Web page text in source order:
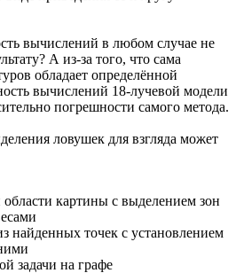
вычислений в любом случае не
А из-за того, что сама
обладает определённой
вычислений 18-лучевой модели
погрешности самого метода.
ловушек для взгляда может
картины с выделением зон
найденных точек с установлением
задачи на графе